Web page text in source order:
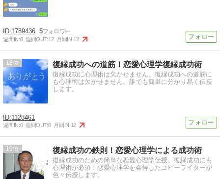
1789436 5
週間IN:0 週間OUT:12 月間IN:12
18 復縁成功への道筋！恋愛心理学復縁成功術
復縁成功に心理術は欠かせません。復縁成功への道筋に
も心理術は欠かせません。誰でも簡単に分かり易く伝授
します。
1128461
週間IN:0 週間OUT:6 月間IN:12
19 復縁成功の鉄則！恋愛心理学による成功術
復縁成功のための簡単な恋愛心理学伝授。復縁成功にも
心理術が必須！恋愛心理学を会得したコピーライターが
色々伝授します。